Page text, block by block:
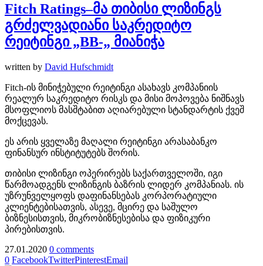
Fitch Ratings–მა თიბისი ლიზინგს
გრძელვადიანი საკრედიტო
რეიტინგი „BB-„ მიანიჭა
written by David Hufschmidt
Fitch-ის მინიჭებული რეიტინგი ასახავს კომპანიის
რეალურ საკრედიტო რისკს და მისი მოპოვება ნიშნავს
მსოფლიოს მასშტაბით აღიარებული სტანდარტის ქვეშ
მოქცევას.
ეს არის ყველაზე მაღალი რეიტინგი არასაბანკო
ფინანსურ ინსტიტუტებს შორის.
თიბისი ლიზინგი ოპერირებს საქართველოში, იგი
წარმოადგენს ლიზინგის ბაზრის ლიდერ კომპანიას. ის
უზრუნველყოფს დაფინანსებას კორპორატიული
კლიენტებისათვის, ასევე, მცირე და საშულო
ბიზნესისთვის, მიკრობიზნესებისა და ფიზიკური
პირებისთვის.
27.01.2020 0 comments
0 FacebookTwitterPinterestEmail